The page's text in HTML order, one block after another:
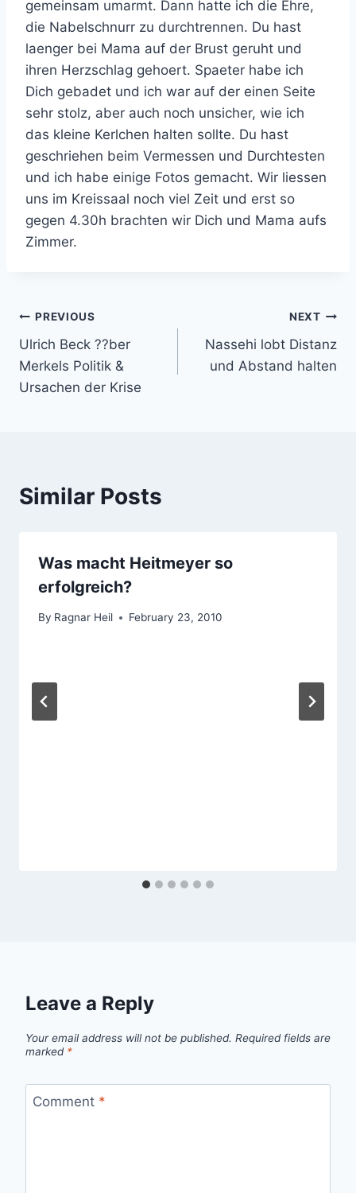
gemeinsam umarmt. Dann hatte ich die Ehre,
die Nabelschnurr zu durchtrennen. Du hast
laenger bei Mama auf der Brust geruht und
ihren Herzschlag gehoert. Spaeter habe ich
Dich gebadet und ich war auf der einen Seite
sehr stolz, aber auch noch unsicher, wie ich
das kleine Kerlchen halten sollte. Du hast
geschriehen beim Vermessen und Durchtesten
und ich habe einige Fotos gemacht. Wir liessen
uns im Kreissaal noch viel Zeit und erst so
gegen 4.30h brachten wir Dich und Mama aufs
Zimmer.
Post
navigation
PREVIOUS
Ulrich Beck ??ber
Merkels Politik &
Ursachen der Krise
NEXT
Nassehi lobt Distanz
und Abstand halten
Similar Posts
Was macht Heitmeyer so
erfolgreich?
By Ragnar Heil February 23, 2010
Leave a Reply
Your email address will not be published. Required fields are
marked *
Comment *